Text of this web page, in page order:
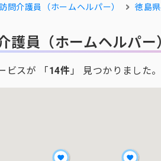
訪問介護員（ホームヘルパー） 徳島県
護員（ホームヘルパー
ビスが 「14件 」 見つかりました。